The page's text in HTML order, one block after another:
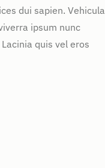
dui sapien. Vehicula
ipsum nunc
quis vel eros